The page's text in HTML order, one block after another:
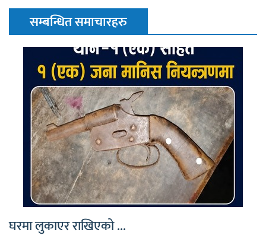
सम्बन्धित समाचारहरु
घरमा लुकाएर राखिएको ...